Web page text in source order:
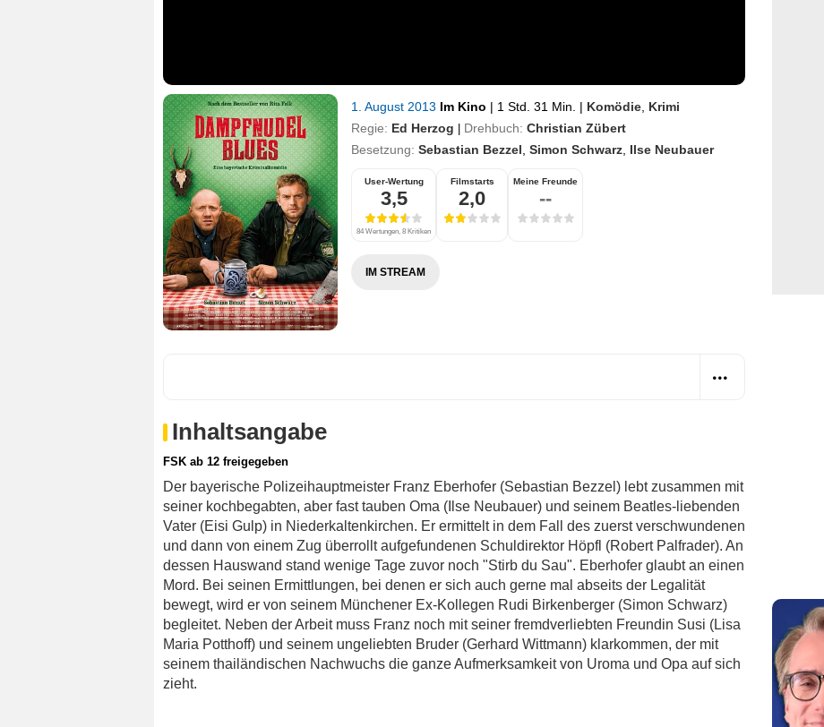
1. August 2013 Im Kino | 1 Std. 31 Min. | Komödie Krimi
Regie: Ed Herzog | Drehbuch: Christian Zübert
Besetzung: Sebastian Bezzel Simon Schwarz Ilse Neubauer
User-Wertung
3,5
84 Wertungen, 8 Kritiken
Filmstarts
2,0
Meine Freunde
--
IM STREAM
Inhaltsangabe
FSK ab 12 freigegeben
Der bayerische Polizeihauptmeister Franz Eberhofer (Sebastian Bezzel) lebt zusammen mit
seiner kochbegabten, aber fast tauben Oma (Ilse Neubauer) und seinem Beatles-liebenden
Vater (Eisi Gulp) in Niederkaltenkirchen. Er ermittelt in dem Fall des zuerst verschwundenen
und dann von einem Zug überrollt aufgefundenen Schuldirektor Höpfl (Robert Palfrader). An
dessen Hauswand stand wenige Tage zuvor noch "Stirb du Sau". Eberhofer glaubt an einen
Mord. Bei seinen Ermittlungen, bei denen er sich auch gerne mal abseits der Legalität
bewegt, wird er von seinem Münchener Ex-Kollegen Rudi Birkenberger (Simon Schwarz)
begleitet. Neben der Arbeit muss Franz noch mit seiner fremdverliebten Freundin Susi (Lisa
Maria Potthoff) und seinem ungeliebten Bruder (Gerhard Wittmann) klarkommen, der mit
seinem thailändischen Nachwuchs die ganze Aufmerksamkeit von Uroma und Opa auf sich
zieht.